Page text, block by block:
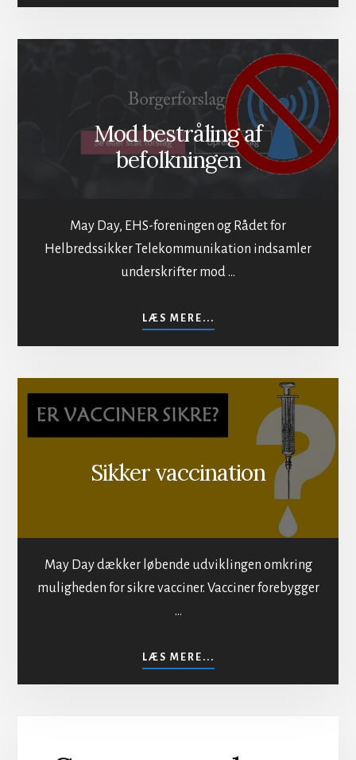
I
Mod bestråling af
befolkningen
May Day, EHS-foreningen og Rådet for
Helbredssikker Telekommunikation indsamler
underskrifter mod …
LÆS MERE...
MOD
BESTRÅLING
BEFOLKNINGEN
Sikker vaccination
May Day dækker løbende udviklingen omkring
muligheden for sikre vacciner. Vacciner forebygger
…
LÆS MERE...
SIKKER